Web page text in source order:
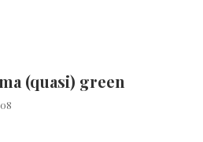
(quasi) green